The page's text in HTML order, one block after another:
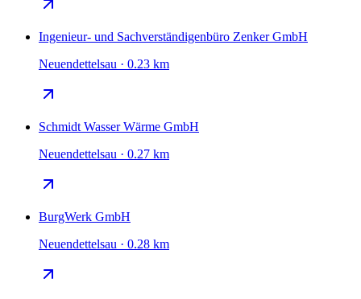
Ingenieur- und Sachverständigenbüro Zenker GmbH
Neuendettelsau · 0.23 km
Schmidt Wasser Wärme GmbH
Neuendettelsau · 0.27 km
BurgWerk GmbH
Neuendettelsau · 0.28 km